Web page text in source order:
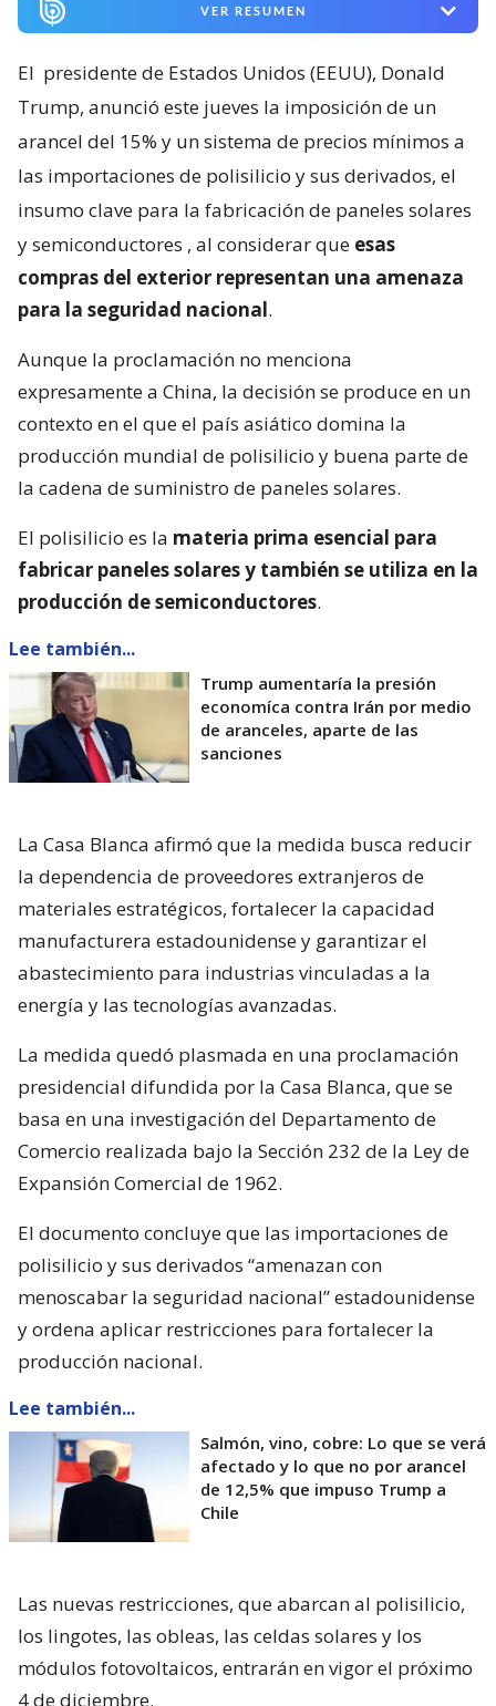
VER RESUMEN
El presidente de Estados Unidos (EEUU), Donald
Trump, anunció este jueves la imposición de un
arancel del 15% y un sistema de precios mínimos a
las importaciones de polisilicio y sus derivados, el
insumo clave para la fabricación de paneles solares
y semiconductores , al considerar que esas
compras del exterior representan una amenaza
para la seguridad nacional.
Aunque la proclamación no menciona
expresamente a China, la decisión se produce en un
contexto en el que el país asiático domina la
producción mundial de polisilicio y buena parte de
la cadena de suministro de paneles solares.
El polisilicio es la materia prima esencial para
fabricar paneles solares y también se utiliza en la
producción de semiconductores.
Lee también...
Trump aumentaría la presión
economíca contra Irán por medio
de aranceles, aparte de las
sanciones
La Casa Blanca afirmó que la medida busca reducir
la dependencia de proveedores extranjeros de
materiales estratégicos, fortalecer la capacidad
manufacturera estadounidense y garantizar el
abastecimiento para industrias vinculadas a la
energía y las tecnologías avanzadas.
La medida quedó plasmada en una proclamación
presidencial difundida por la Casa Blanca, que se
basa en una investigación del Departamento de
Comercio realizada bajo la Sección 232 de la Ley de
Expansión Comercial de 1962.
El documento concluye que las importaciones de
polisilicio y sus derivados “amenazan con
menoscabar la seguridad nacional” estadounidense
y ordena aplicar restricciones para fortalecer la
producción nacional.
Lee también...
Salmón, vino, cobre: Lo que se verá
afectado y lo que no por arancel
de 12,5% que impuso Trump a
Chile
Las nuevas restricciones, que abarcan al polisilicio,
los lingotes, las obleas, las celdas solares y los
módulos fotovoltaicos, entrarán en vigor el próximo
4 de diciembre.